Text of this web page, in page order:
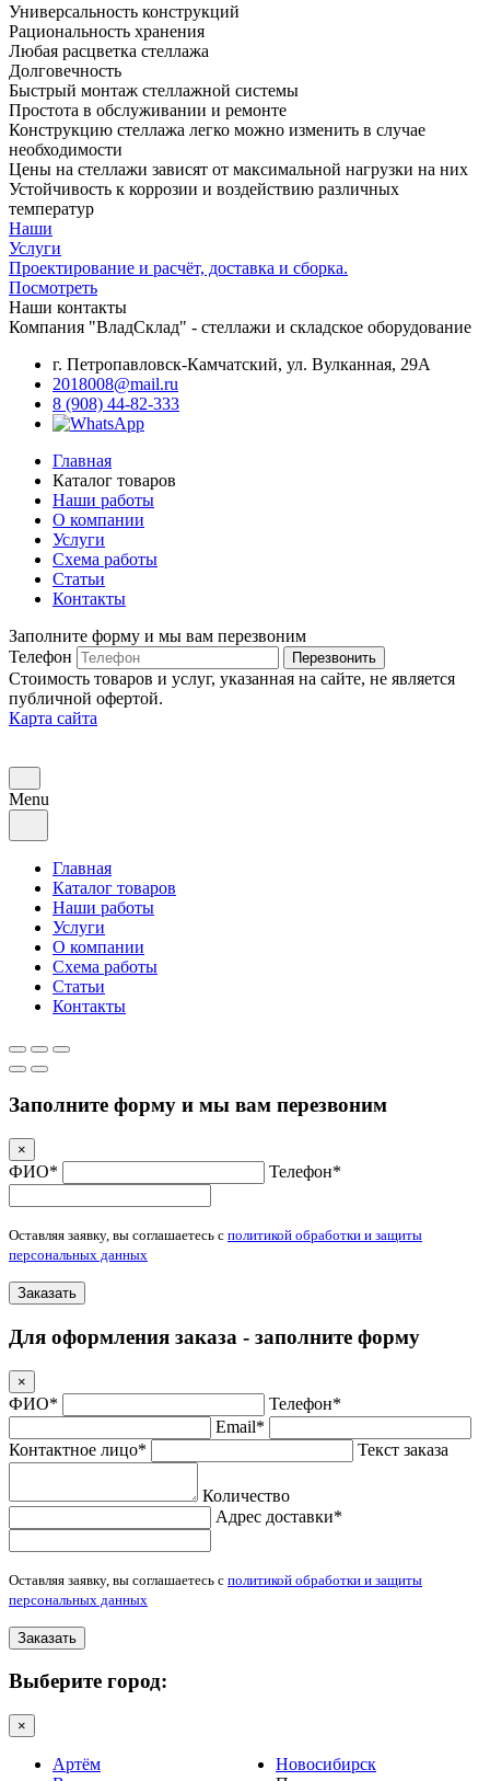
Универсальность конструкций
Рациональность хранения
Любая расцветка стеллажа
Долговечность
Быстрый монтаж стеллажной системы
Простота в обслуживании и ремонте
Конструкцию стеллажа легко можно изменить в случае
необходимости
Цены на стеллажи зависят от максимальной нагрузки на них
Устойчивость к коррозии и воздействию различных
температур
Наши
Услуги
Проектирование и расчёт, доставка и сборка.
Посмотреть
Наши контакты
Компания "ВладСклад" - стеллажи и складское оборудование
г. Петропавловск-Камчатский, ул. Вулканная, 29А
2018008@mail.ru
8 (908) 44-82-333
Главная
Каталог товаров
Наши работы
О компании
Услуги
Схема работы
Статьи
Контакты
Заполните форму и мы вам перезвоним
Телефон
Перезвонить
Стоимость товаров и услуг, указанная на сайте, не является
публичной офертой.
Карта сайта
Menu
Главная
Каталог товаров
Наши работы
Услуги
О компании
Схема работы
Статьи
Контакты
Заполните форму и мы вам перезвоним
×
ФИО* Телефон*
Оставляя заявку, вы соглашаетесь с политикой обработки и защиты
персональных данных
Заказать
Для оформления заказа - заполните форму
×
ФИО*
Телефон*
Email*
Контактное лицо*
Текст заказа
Количество
Адрес доставки*
Оставляя заявку, вы соглашаетесь с политикой обработки и защиты
персональных данных
Заказать
Выберите город:
×
Артём
Новосибирск